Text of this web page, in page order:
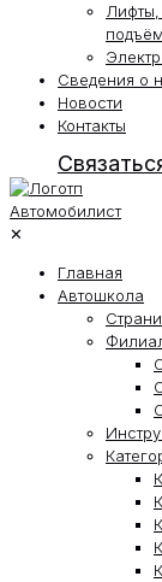
Сведения о
Новости
Контакты
✕
Главная
Автошкола